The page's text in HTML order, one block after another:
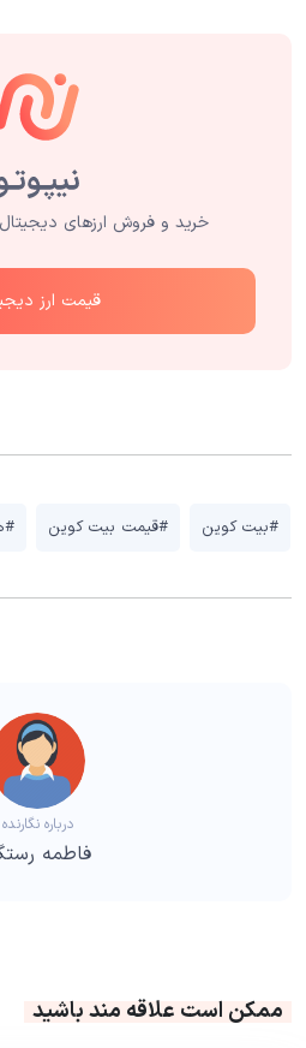
خرید و فروش ارزهای دیجیتال
قیمت ارز
#بیت کوین #قیمت بیت کوین
درباره نگارنده
فاطمه
ممکن است علاقه مند باشید